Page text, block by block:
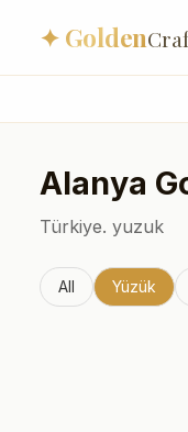
✦ Golden
Alanya
Türkiye. yuzuk
All Yüzük